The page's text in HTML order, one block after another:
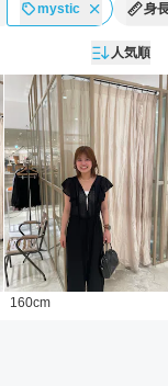
mystic 身
人気順
160cm